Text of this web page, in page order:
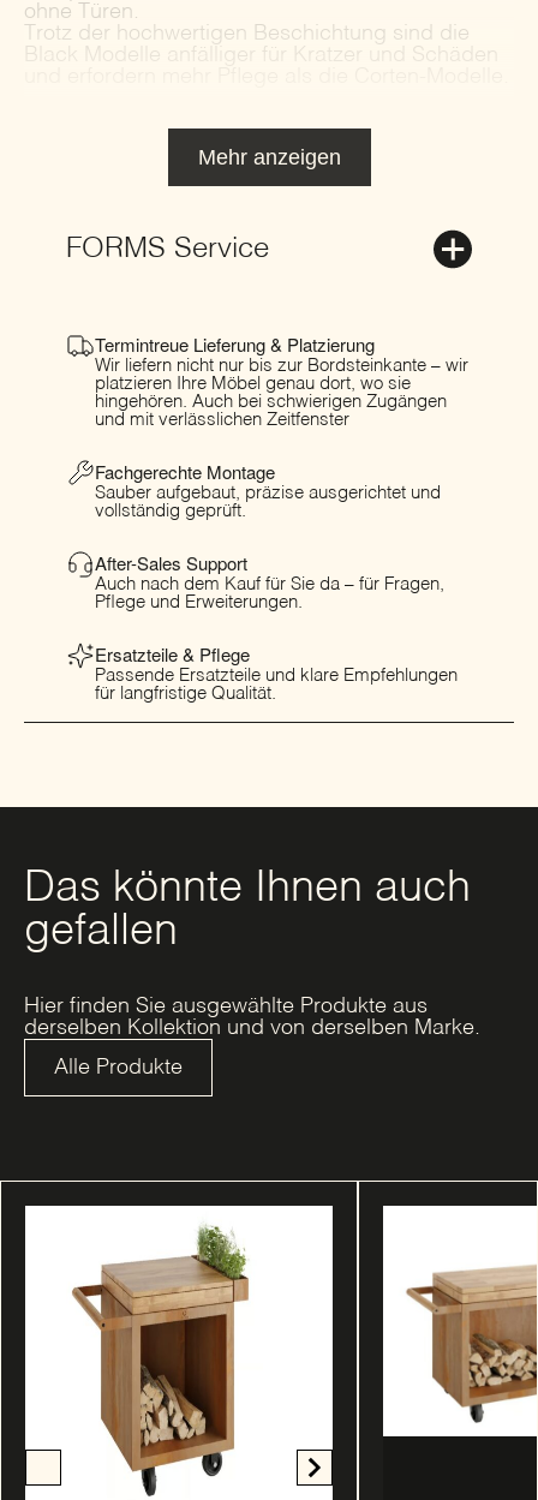
ohne Türen.
Trotz der hochwertigen Beschichtung sind die
Black Modelle anfälliger für Kratzer und Schäden
Mehr anzeigen
FORMS Service
Termintreue Lieferung & Platzierung
Wir liefern nicht nur bis zur Bordsteinkante – wir
platzieren Ihre Möbel genau dort, wo sie
hingehören. Auch bei schwierigen Zugängen
und mit verlässlichen Zeitfenster
Fachgerechte Montage
Sauber aufgebaut, präzise ausgerichtet und
vollständig geprüft.
After-Sales Support
Auch nach dem Kauf für Sie da – für Fragen,
Pflege und Erweiterungen.
Ersatzteile & Pflege
Passende Ersatzteile und klare Empfehlungen
für langfristige Qualität.
Das könnte Ihnen auch
gefallen
Hier finden Sie ausgewählte Produkte aus
derselben Kollektion und von derselben Marke.
Alle Produkte